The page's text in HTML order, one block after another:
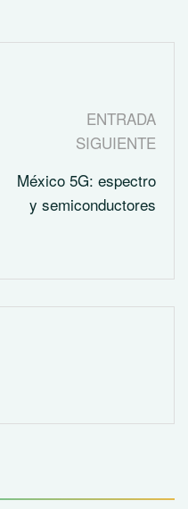
ENTRADA
SIGUIENTE
México 5G: espectro
y semiconductores